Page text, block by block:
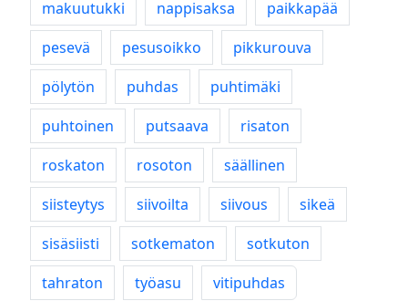
makuutukki
nappisaksa
paikkapää
pesevä
pesusoikko
pikkurouva
pölytön
puhdas
puhtimäki
puhtoinen
putsaava
risaton
roskaton
rosoton
säällinen
siisteytys
siivoilta siivous
sikeä
sisäsiisti
sotkematon
sotkuton
tahraton
työasu vitipuhdas